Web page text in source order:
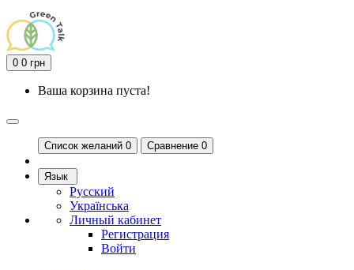
0 0 грн
Ваша корзина пуста!
Список желаний 0 Сравнение 0
Язык
Русский
Українська
Личный кабинет
Регистрация
Войти